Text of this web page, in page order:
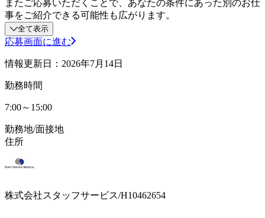
またご応募いただくことで、あなたの条件にあった別のお仕
事をご紹介できる可能性も広がります。
全て表示
応募画面に進む
情報更新日：2026年7月14日
勤務時間
7:00～15:00
勤務地/面接地
住所
株式会社スタッフサービス/H10462654